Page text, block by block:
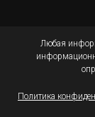
Любая
Политика